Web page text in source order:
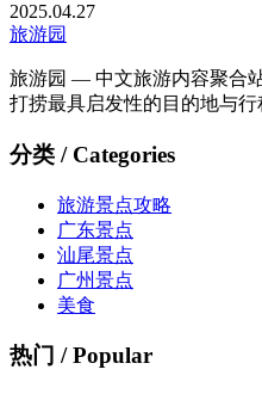
2025.04.27
旅游园
旅游园 — 中文旅游内容聚合
打捞最具启发性的目的地与行
分类 / Categories
旅游景点攻略
广东景点
汕尾景点
广州景点
美食
热门 / Popular